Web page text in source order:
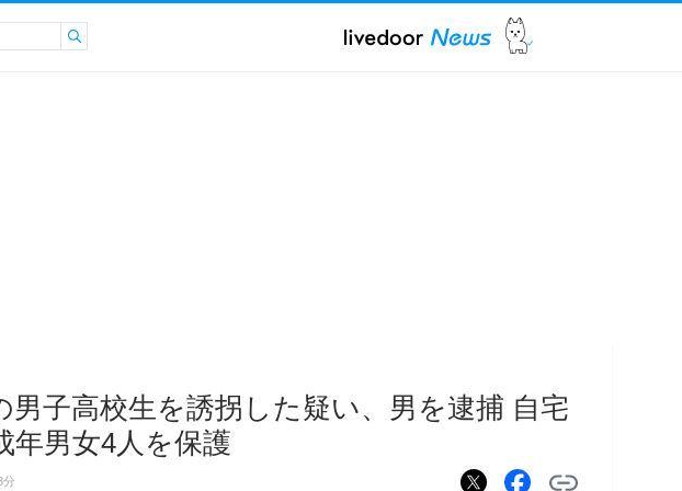
男子高校生を誘拐した疑い、男を逮捕 自宅
年男女4人を保護
分